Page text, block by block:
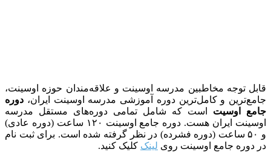
قابل توجه مخاطبین مدرسه اوسینت و علاقه‌مندان حوزه اوسینت،
جامع‌ترین و کامل‌ترین دوره آموزشی مدرسه اوسینت ایران، دوره
جامع اوسیت است که شامل تمامی دوره‌های مستقل مدرسه
اوسینت ایران هست. دوره جامع اوسینت ۱۲۰ ساعت (دوره عادی)
و ۵۰ ساعت (دوره فشرده) در نظر گرفته شده است. برای ثبت نام
در دوره جامع اوسینت روی لینک کلیک کنید.